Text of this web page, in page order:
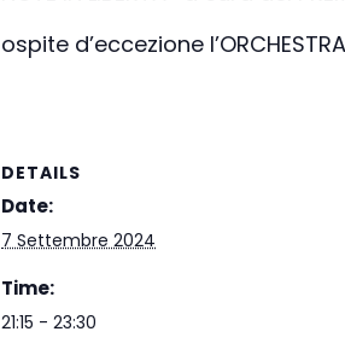
ospite d’eccezione l’ORCHESTRA
DETAILS
Date:
7 Settembre 2024
Time:
21:15 - 23:30